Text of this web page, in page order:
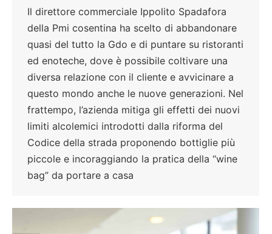
Il direttore commerciale Ippolito Spadafora
della Pmi cosentina ha scelto di abbandonare
quasi del tutto la Gdo e di puntare su ristoranti
ed enoteche, dove è possibile coltivare una
diversa relazione con il cliente e avvicinare a
questo mondo anche le nuove generazioni. Nel
frattempo, l’azienda mitiga gli effetti dei nuovi
limiti alcolemici introdotti dalla riforma del
Codice della strada proponendo bottiglie più
piccole e incoraggiando la pratica della “wine
bag” da portare a casa